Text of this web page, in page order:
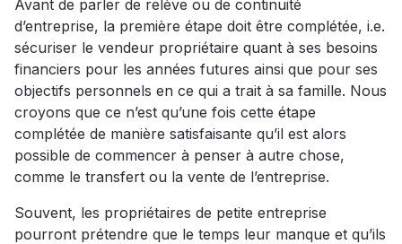
Avant de parler de relève ou de continuité
d’entreprise, la première étape doit être complétée, i.e.
sécuriser le vendeur propriétaire quant à ses besoins
financiers pour les années futures ainsi que pour ses
objectifs personnels en ce qui a trait à sa famille. Nous
croyons que ce n’est qu’une fois cette étape
complétée de manière satisfaisante qu’il est alors
possible de commencer à penser à autre chose,
comme le transfert ou la vente de l’entreprise.
Souvent, les propriétaires de petite entreprise
pourront prétendre que le temps leur manque et qu’ils